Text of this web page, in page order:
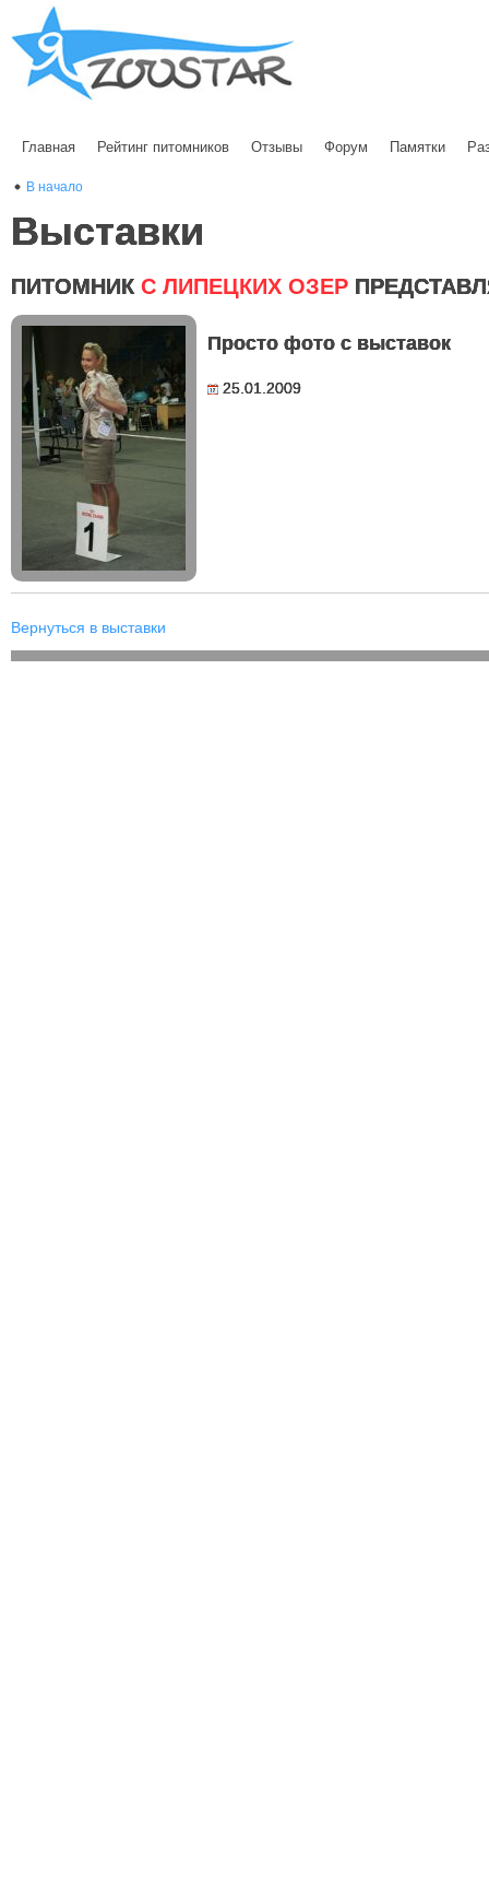
Главная Рейтинг питомников Отзывы Форум Памятки
В начало
Выставки
ПИТОМНИК С ЛИПЕЦКИХ ОЗЕР
Просто фото с выставок
25.01.2009
Вернуться в выставки